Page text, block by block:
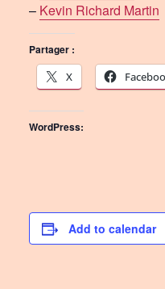
– Kevin Richard Martin
Partager :
X
WordPress:
Add to calendar